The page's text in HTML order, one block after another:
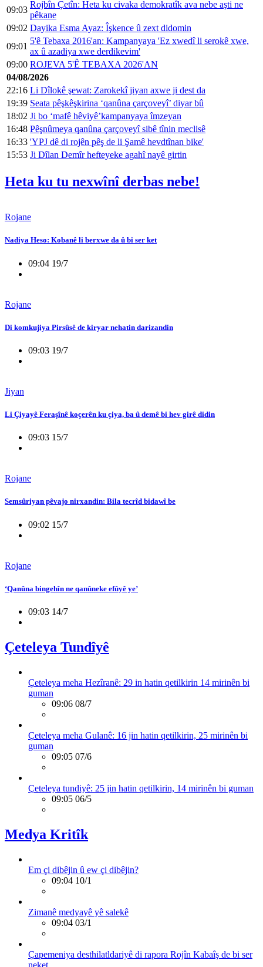
09:03
Rojbîn Çetîn: Heta ku civaka demokratîk ava nebe aşti ne
pêkane
09:02 Dayika Esma Ayaz: Îşkence û zext didomin
09:01
5'ê Tebaxa 2016'an: Kampanyaya 'Ez xwedî li serokê xwe,
ax û azadiya xwe derdikevim'
09:00 ROJEVA 5'Ê TEBAXA 2026'AN
04/08/2026
22:16 Li Dîlokê şewat: Zarokekî jiyan axwe ji dest da
19:39 Seata pêşkêşkirina ‘qanûna çarçoveyî’ diyar bû
18:02 Ji bo ‘mafê hêviyê’kampanyaya îmzeyan
16:48 Pêşnûmeya qanûna çarçoveyî sibê tînin meclisê
16:33 'YPJ dê di rojên pêş de li Şamê hevdtînan bike'
15:53 Ji Dîlan Demîr hefteyeke agahî nayê girtin
Heta ku tu nexwînî derbas nebe!
Rojane
Nadiya Heso: Kobanê li berxwe da û bi ser ket
09:04 19/7
Rojane
Di komkujiya Pirsûsê de kiryar nehatin darizandin
09:03 19/7
Jiyan
Li Çiyayê Feraşînê koçerên ku çiya, ba û demê bi hev girê didin
09:03 15/7
Rojane
Semsûriyan pêvajo nirxandin: Bila tecrîd bidawî be
09:02 15/7
Rojane
‘Qanûna bingehîn ne qanûneke efûyê ye’
09:03 14/7
Çeteleya Tundîyê
Çeteleya meha Hezîranê: 29 in hatin qetilkirin 14 mirinên bi
guman
09:06 08/7
Çeteleya meha Gulanê: 16 jin hatin qetilkirin, 25 mirinên bi
guman
09:05 07/6
Çeteleya tundiyê: 25 jin hatin qetilkirin, 14 mirinên bi guman
09:05 06/5
Medya Kritîk
Em çi dibêjin û ew çi dibêjin?
09:04 10/1
Zimanê medyayê yê salekê
09:04 03/1
Çapemeniya desthilatldariyê di rapora Rojîn Kabaîş de bi ser
neket